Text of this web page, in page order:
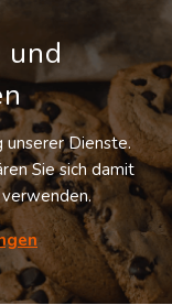
über neue
und
Dienste.
Sie sich damit